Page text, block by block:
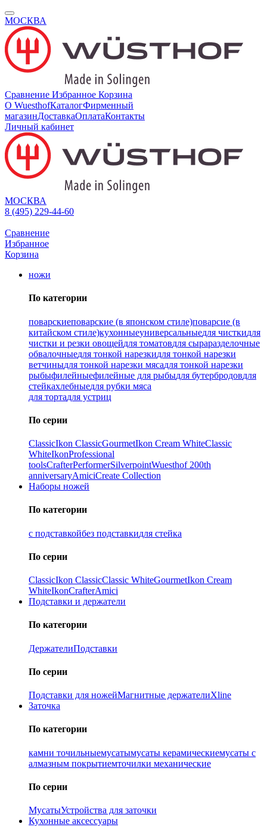
МОСКВА
Сравнение Избранное Корзина
О WuesthofКаталогФирменный
магазинДоставкаОплатаКонтакты
Личный кабинет
МОСКВА
8 (495) 229-44-60
Сравнение
Избранное
Корзина
ножи
По категории
поварскиеповарские (в японском стиле)поварсие (в
китайском стиле)кухонныеуниверсальныедля чисткидля
чистки и резки овощейдля томатовдля сыраразделочные
обвалочныедля тонкой нарезкидля тонкой нарезки
ветчиныдля тонкой нарезки мясадля тонкой нарезки
рыбыфилейныефилейные для рыбыдля бутербродовдля
стейкахлебныедля рубки мяса
для тортадля устриц
По серии
ClassicIkon ClassiсGourmetIkon Cream WhiteClassic
WhiteIkonProfessional
toolsCrafterPerformerSilverpointWuesthof 200th
anniversaryAmiciCreate Collection
Наборы ножей
По категории
с подставкойбез подставкидля стейка
По серии
ClassicIkon ClassiсClassic WhiteGourmetIkon Cream
WhiteIkonCrafterAmici
Подставки и держатели
По категории
ДержателиПодставки
По серии
Подставки для ножейМагнитные держателиXline
Заточка
По категории
камни точильныемусатымусаты керамическиемусаты с
алмазным покрытиемточилки механические
По серии
МусатыУстройства для заточки
Кухонные аксессуары